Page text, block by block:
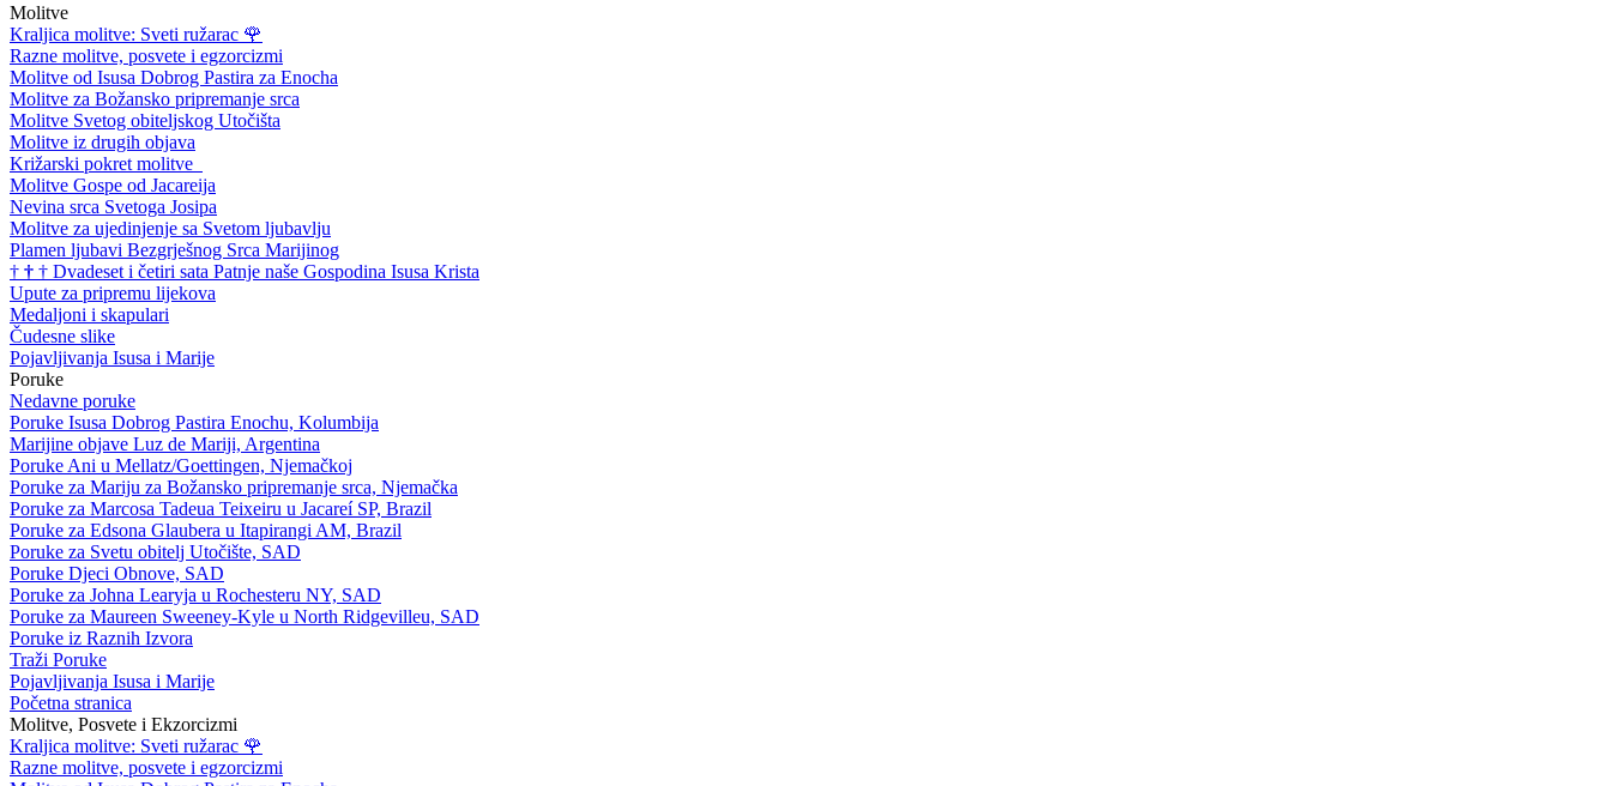
Molitve
Kraljica molitve: Sveti ružarac 🌹
Razne molitve, posvete i egzorcizmi
Molitve od Isusa Dobrog Pastira za Enocha
Molitve za Božansko pripremanje srca
Molitve Svetog obiteljskog Utočišta
Molitve iz drugih objava
Križarski pokret molitve
Molitve Gospe od Jacareija
Nevina srca Svetoga Josipa
Molitve za ujedinjenje sa Svetom ljubavlju
Plamen ljubavi Bezgrješnog Srca Marijinog
† † † Dvadeset i četiri sata Patnje naše Gospodina Isusa Krista
Upute za pripremu lijekova
Medaljoni i skapulari
Čudesne slike
Pojavljivanja Isusa i Marije
Poruke
Nedavne poruke
Poruke Isusa Dobrog Pastira Enochu, Kolumbija
Marijine objave Luz de Mariji, Argentina
Poruke Ani u Mellatz/Goettingen, Njemačkoj
Poruke za Mariju za Božansko pripremanje srca, Njemačka
Poruke za Marcosa Tadeua Teixeiru u Jacareí SP, Brazil
Poruke za Edsona Glaubera u Itapirangi AM, Brazil
Poruke za Svetu obitelj Utočište, SAD
Poruke Djeci Obnove, SAD
Poruke za Johna Learyja u Rochesteru NY, SAD
Poruke za Maureen Sweeney-Kyle u North Ridgevilleu, SAD
Poruke iz Raznih Izvora
Traži Poruke
Pojavljivanja Isusa i Marije
Početna stranica
Molitve, Posvete i Ekzorcizmi
Kraljica molitve: Sveti ružarac 🌹
Razne molitve, posvete i egzorcizmi